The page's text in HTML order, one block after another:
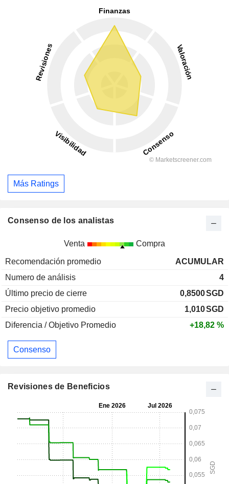
Más Ratings
Consenso de los analistas
Venta Compra
Recomendación promedio
ACUMULAR
Numero de análisis
4
Último precio de cierre
0,8500SGD
Precio objetivo promedio
1,010SGD
Diferencia / Objetivo Promedio
+18,82 %
Consenso
Revisiones de Beneficios